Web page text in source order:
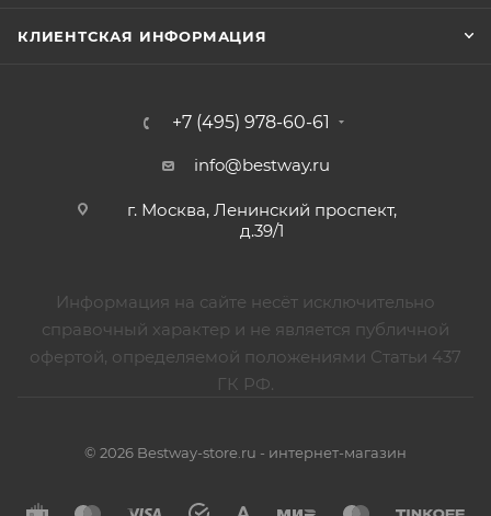
КЛИЕНТСКАЯ ИНФОРМАЦИЯ
+7 (495) 978-60-61
info@bestway.ru
г. Москва, Ленинский проспект,
д.39/1
Информация на сайте несёт исключительно
справочный характер и не является публичной
офертой, определяемой положениями Статьи 437
ГК РФ.
© 2026 Bestway-store.ru - интернет-магазин